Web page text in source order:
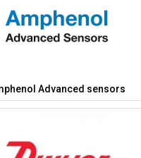
Advanced sensors